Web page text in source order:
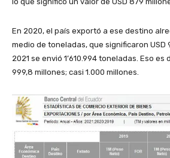
En 2020, el país exportó a ese destino
medio de toneladas, que significaron USD
2021 se envió 1’610.994 toneladas. Eso es
999,8 millones; casi 1.000 millones.